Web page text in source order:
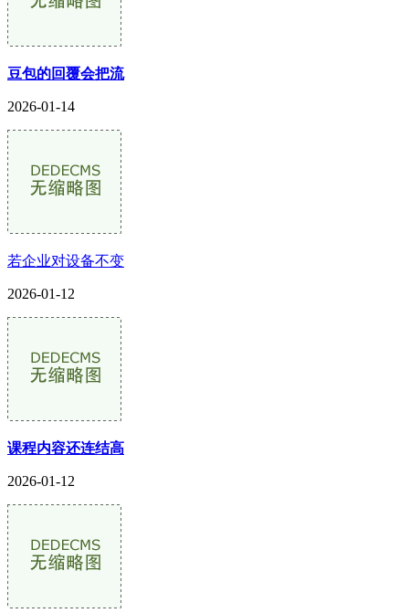
豆包的回覆会把流
2026-01-14
若企业对设备不变
2026-01-12
课程内容还连结高
2026-01-12